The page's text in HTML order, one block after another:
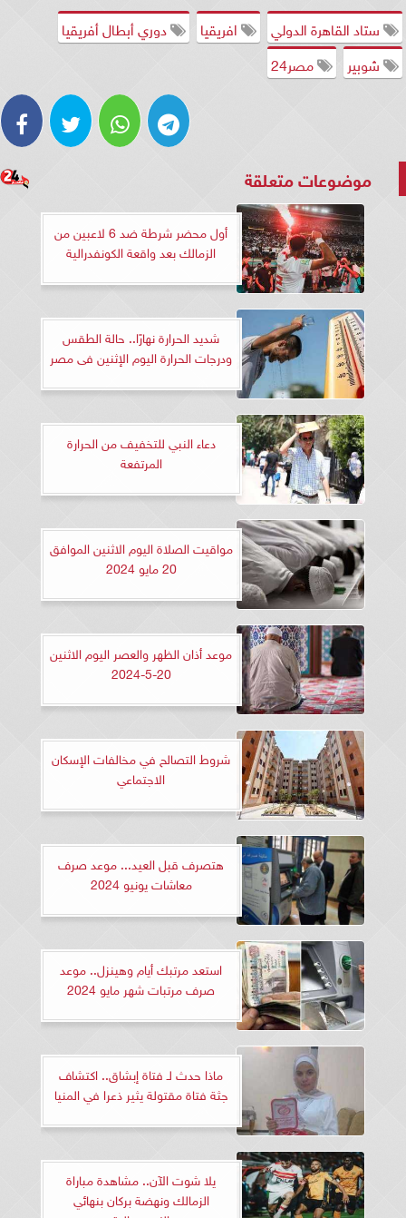
ستاد القاهرة الدولي
افريقيا
دوري أبطال أفريقيا
شوبير
مصر24
موضوعات متعلقة
أول محضر شرطة ضد 6 لاعبين من
الزمالك بعد واقعة الكونفدرالية
شديد الحرارة نهارًا.. حالة الطقس
ودرجات الحرارة اليوم الإثنين فى مصر
دعاء النبي للتخفيف من الحرارة
المرتفعة
مواقيت الصلاة اليوم الاثنين الموافق
20 مايو 2024
موعد أذان الظهر والعصر اليوم الاثنين
20-5-2024
شروط التصالح في مخالفات الإسكان
الاجتماعي
هتصرف قبل العيد... موعد صرف
معاشات يونيو 2024
استعد مرتبك أيام وهينزل.. موعد
صرف مرتبات شهر مايو 2024
ماذا حدث لـ فتاة إبشاق.. اكتشاف
جثة فتاة مقتولة يثير ذعرا في المنيا
يلا شوت الآن.. مشاهدة مباراة
الزمالك ونهضة بركان بنهائي